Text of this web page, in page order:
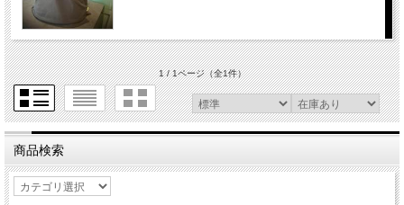
1 / 1ページ（全1件）
商品検索